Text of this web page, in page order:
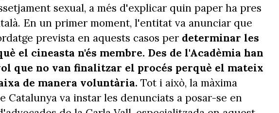
sexual, a més d'explicar quin paper ha pres
En un primer moment, l'entitat va anunciar que
prevista en aquests casos per determinar les
el cineasta n'és membre. Des de l'Acadèmia han
que no van finalitzar el procés perquè el mateix
de manera voluntària. Tot i això, la màxima
Catalunya va instar les denunciats a posar-se en